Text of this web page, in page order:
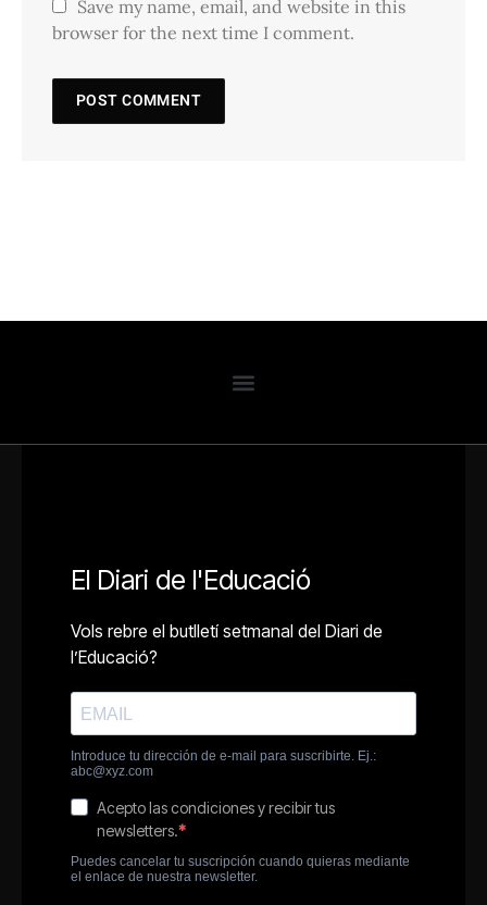
Save my name, email, and website in this
browser for the next time I comment.